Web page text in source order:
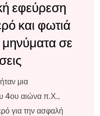
εφεύρεση
και φωτιά
μηνύματα σε
μια
4ου αιώνα π.Χ.,
για την ασφαλή